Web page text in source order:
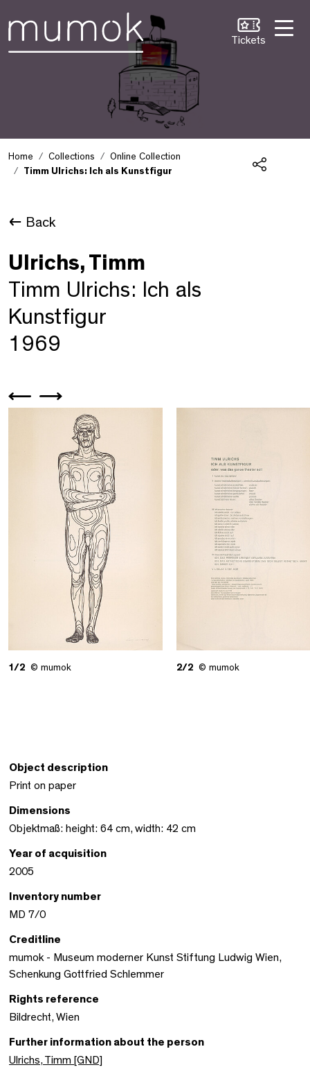
Tickets
Home Collections
Online Collection
Timm Ulrichs: Ich als Kunstfigur
Back
Ulrichs, Timm
Timm Ulrichs: Ich als
Kunstfigur
1969
1/2 © mumok 2/2 © mumok
Object description
Print on paper
Dimensions
Objektmaß: height: 64 cm, width: 42 cm
Year of acquisition
2005
Inventory number
MD 7/0
Creditline
mumok - Museum moderner Kunst Stiftung Ludwig Wien,
Schenkung Gottfried Schlemmer
Rights reference
Bildrecht, Wien
Further information about the person
Ulrichs, Timm [GND]